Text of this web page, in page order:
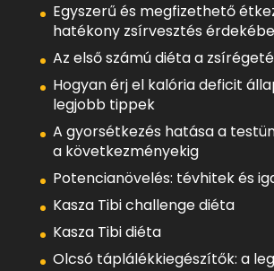
Egyszerű és megfizethető
hatékony zsírvesztés
Az első számú diéta a
Hogyan érj el kalória deficit
legjobb tippek
A gyorsétkezés hatása a
a következményekig
Potencianövelés: tévhitek és
Kasza Tibi challenge diéta
Kasza Tibi diéta
Olcsó táplálékkiegészítők: a